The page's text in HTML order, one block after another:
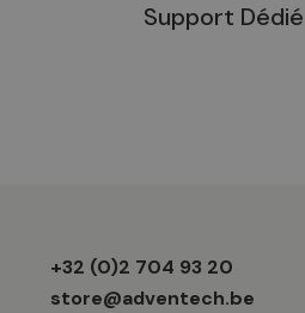
Support Dédié
Informations
boutique
+32 (0)2 704 93 20
store@adventech.be